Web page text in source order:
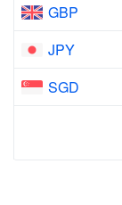
GBP
JPY
SGD